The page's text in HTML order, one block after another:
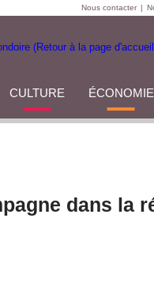
Nous contacter |
CULTURE ÉCONOMIE
dans la